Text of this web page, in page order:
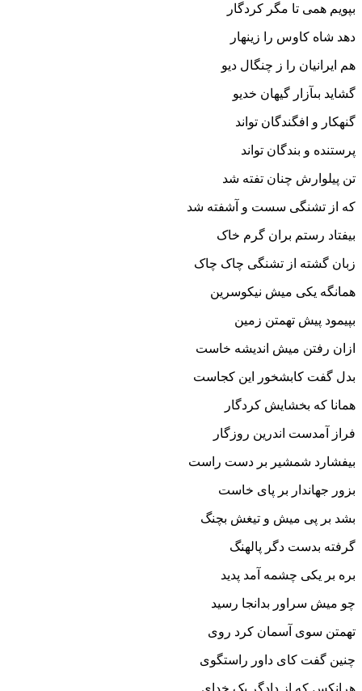
بپویم همى تا مگر کردگار
دهد شاه کاوس را زینهار
هم ایرانیان را ز چنگال دیو
گشاید بى‏آزار گیهان خدیو
گنهکار و افگندگان تواند
پرستنده و بندگان تواند
تن پیلوارش چنان تفته شد
که از تشنگى سست و آشفته شد
بیفتاد رستم بران گرم خاک
زبان گشته از تشنگى چاک چاک‏
همانگه یکى میش نیکوسرین
بپیمود پیش تهمتن زمین‏
ازان رفتن میش اندیشه خاست
بدل گفت کابشخور این کجاست‏
همانا که بخشایش کردگار
فراز آمدست اندرین روزگار
بیفشارد شمشیر بر دست راست
بزور جهاندار بر پاى خاست‏
بشد بر پى میش و تیغش بچنگ
گرفته بدست دگر پالهنگ‏
بره بر یکى چشمه آمد پدید
چو میش سراور بدانجا رسید
تهمتن سوى آسمان کرد روى
چنین گفت کاى داور راستگوى‏
هرانکس که از دادگر یک خداى